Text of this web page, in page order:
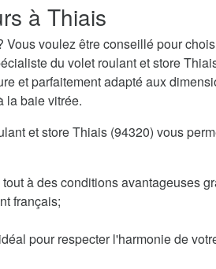
à Thiais
voulez être conseillé pour
du volet roulant et store
et parfaitement adapté aux
la baie vitrée.
et store Thiais (94320) vous
à des conditions avantageuses
français;
pour respecter l'harmonie de